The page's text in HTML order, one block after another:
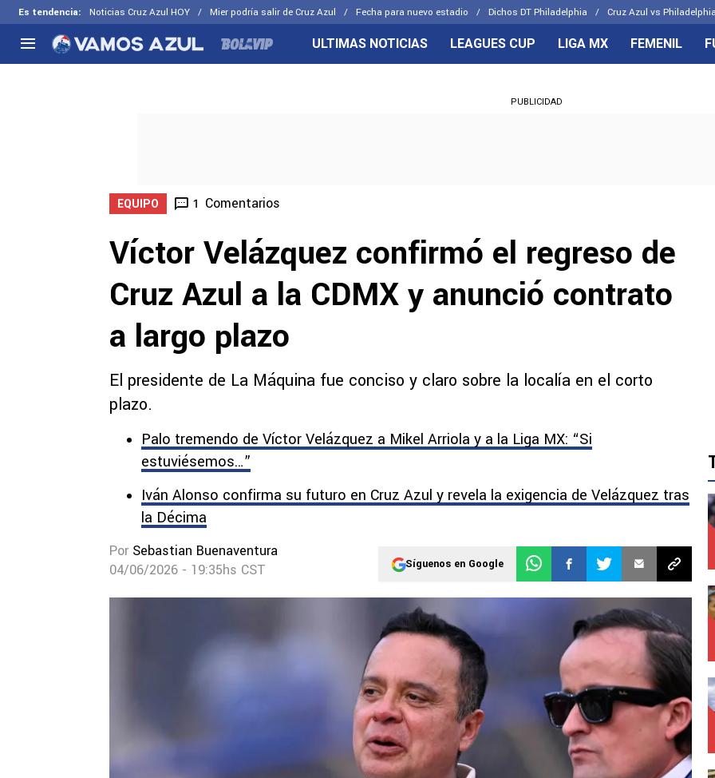
Es tendencia: Noticias Cruz Azul HOY Mier podría salir de Cruz Azul Fecha para nuevo estadio Dichos DT Philadelphia Cruz Azul vs
Selección Mexicana
CELESTES
ULTIMAS NOTICIAS LEAGUES CUP LIGA MX FEMENIL
PUBLICIDAD
EQUIPO 1 Comentarios
Víctor Velázquez confirmó el regreso de
Cruz Azul a la CDMX y anunció contrato
a largo plazo
El presidente de La Máquina fue conciso y claro sobre la localía en el corto
plazo.
Palo tremendo de Víctor Velázquez a Mikel Arriola y a la Liga MX: “Si
estuviésemos…”
Iván Alonso confirma su futuro en Cruz Azul y revela la exigencia de Velázquez tras
la Décima
Por Sebastian Buenaventura
04/06/2026 - 19:35hs CST
Síguenos en Google